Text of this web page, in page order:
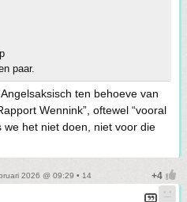
paar.
ten behoeve van
Wennink”, oftewel “vooral
het niet doen, niet voor die
2026 @ 09:29 • 14